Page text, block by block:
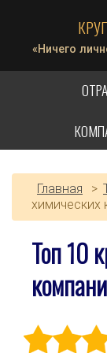
«Ничего
Главная >
химических
Топ 10